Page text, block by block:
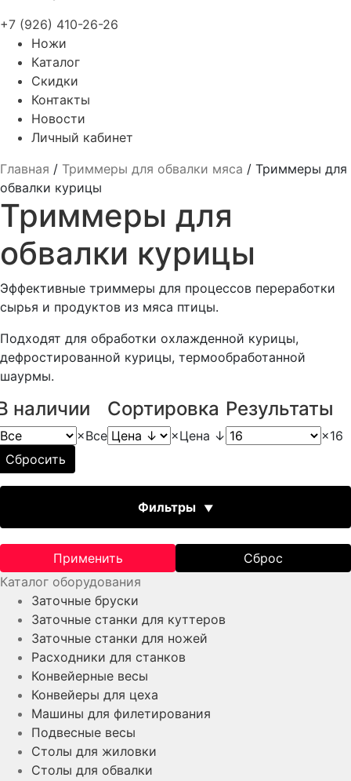
+7 (926) 410-26-26
Ножи
Каталог
Скидки
Контакты
Новости
Личный кабинет
Главная / Триммеры для обвалки мяса / Триммеры для
обвалки курицы
Триммеры для
обвалки курицы
Эффективные триммеры для процессов переработки
сырья и продуктов из мяса птицы.
Подходят для обработки охлажденной курицы,
дефростированной курицы, термообработанной
шаурмы.
наличии
×Все
Сортировка
×Цена ↓
Результаты
×16
Сбросить
Фильтры
Ограничитель глубины
Тип присоединения
Применить
Сброс
Каталог оборудования
Заточные бруски
Заточные станки для куттеров
Заточные станки для ножей
Расходники для станков
Конвейерные весы
Конвейеры для цеха
Машины для филетирования
Подвесные весы
Столы для жиловки
Столы для обвалки